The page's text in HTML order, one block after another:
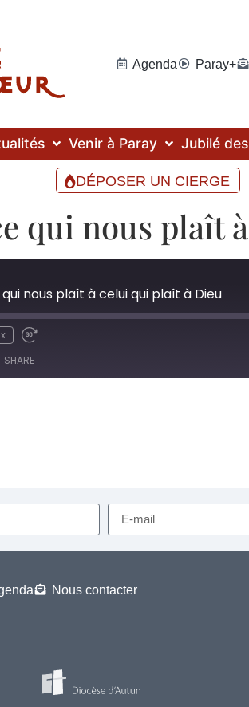
Agenda Paray+
Venir à Paray Jubilé
DÉPOSER UN CIERGE
qui nous plaît
nous plaît à celui qui plaît à Dieu
SHARE
Nous contacter